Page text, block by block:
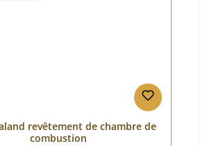
revêtement de chambre de
combustion